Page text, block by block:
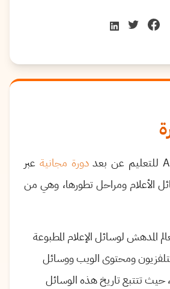
للتعليم عن بعددورة مجانية عبر
الأعلام ومراحل تطورها، وهي من
المدهش لوسائل الإعلام المطبوعة
ومحتوى الويب ووسائل
حيث تتتبع تاريخ هذه الوسائل